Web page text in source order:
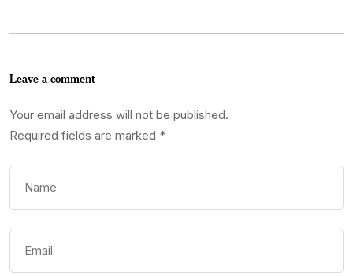
Leave a comment
Your email address will not be published.
Required fields are marked *